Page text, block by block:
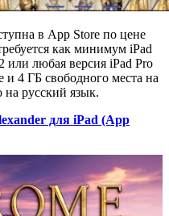
в App Store по цене
как минимум iPad
или любая версия iPad Pro
4 ГБ свободного места на
русский язык.
для iPad (App